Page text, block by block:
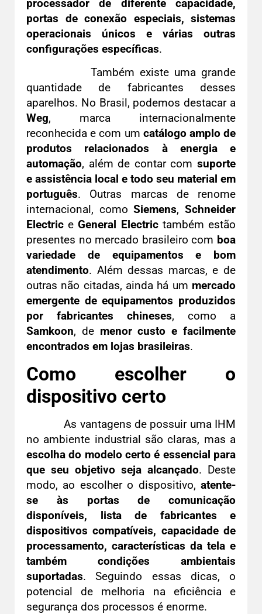
processador de diferente capacidade,
portas de conexão especiais, sistemas
operacionais únicos e várias outras
configurações específicas.
Também existe uma grande
quantidade de fabricantes desses
aparelhos. No Brasil, podemos destacar a
Weg, marca internacionalmente
reconhecida e com um catálogo amplo de
produtos relacionados à energia e
automação, além de contar com suporte
e assistência local e todo seu material em
português. Outras marcas de renome
internacional, comoSiemens,Schneider
Electric eGeneral Electrictambém estão
presentes no mercado brasileiro com boa
variedade de equipamentos e bom
atendimento. Além dessas marcas, e de
outras não citadas, ainda há um mercado
emergente de equipamentos produzidos
por fabricantes chineses, como a
Samkoon, de menor custo e facilmente
encontrados em lojas brasileiras.
Como escolher o
dispositivo certo
As vantagens de possuir uma IHM
no ambiente industrial são claras, mas a
escolha do modelo certo é essencial para
que seu objetivo seja alcançado. Deste
modo, ao escolher o dispositivo, atente-
se às portas de comunicação
disponíveis, lista de fabricantes e
dispositivos compatíveis, capacidade de
processamento, características da tela e
também condições ambientais
suportadas. Seguindo essas dicas, o
potencial de melhoria na eficiência e
segurança dos processos é enorme.